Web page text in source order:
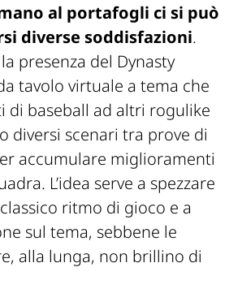
al portafogli ci si può
diverse soddisfazioni.
presenza del Dynasty
tavolo virtuale a tema che
di baseball ad altri rogulike
diversi scenari tra prove di
accumulare miglioramenti
L’idea serve a spezzare
ritmo di gioco e a
sul tema, sebbene le
alla lunga, non brillino di